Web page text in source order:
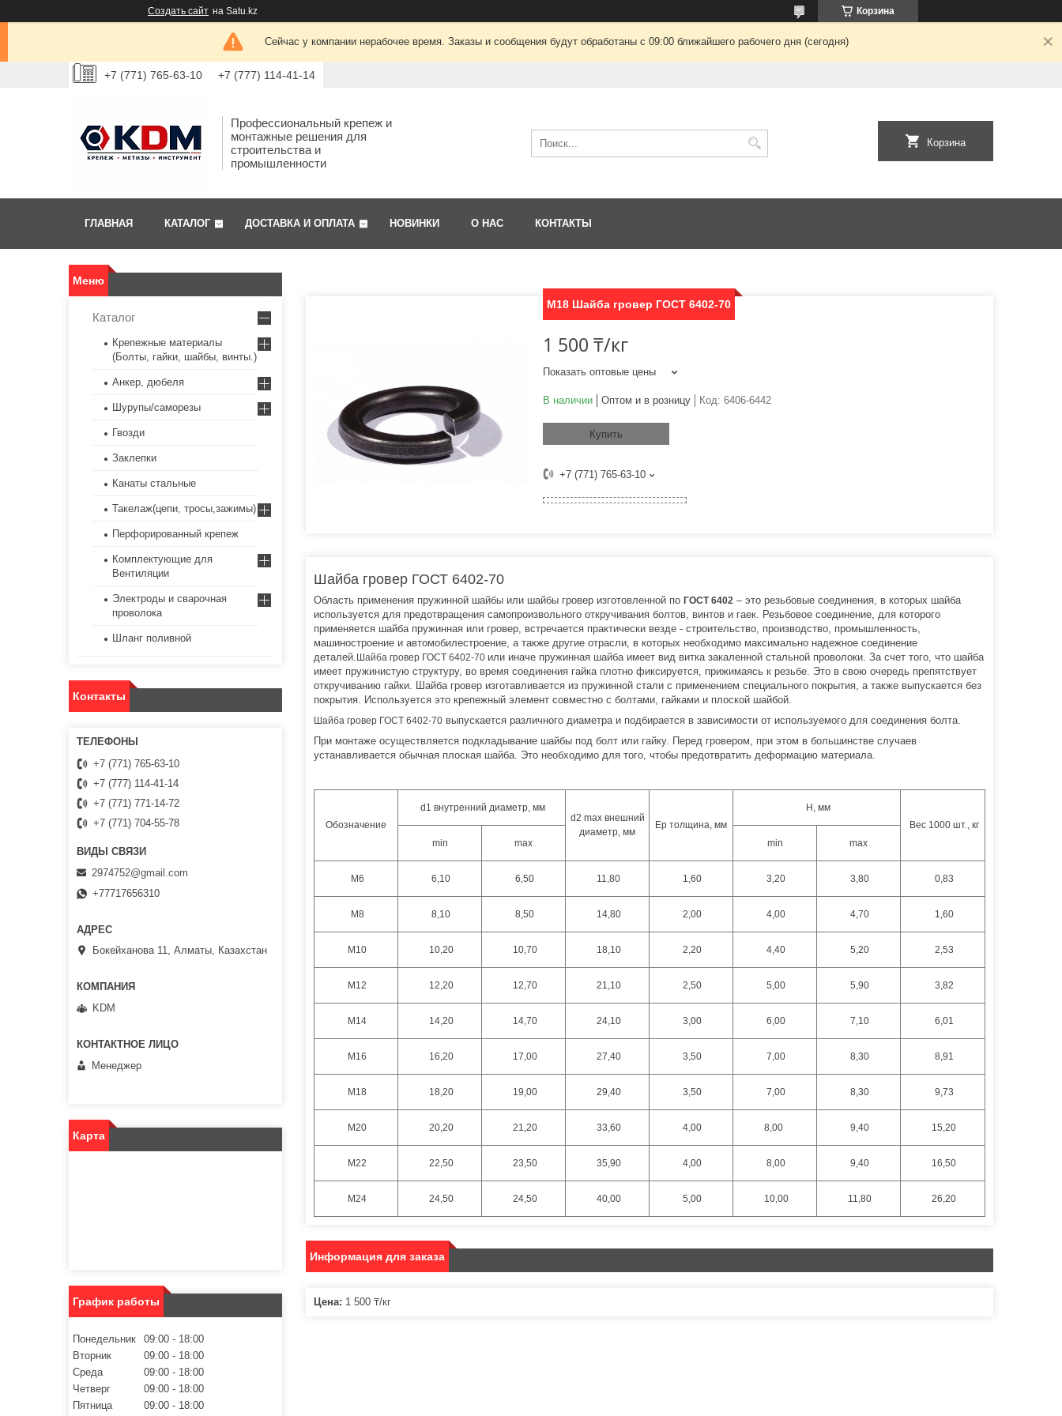
Создать сайт на Satu.kz Корзина
Сейчас у компании нерабочее время. Заказы и сообщения будут обработаны с 09:00 ближайшего рабочего дня (сегодня)
+7 (771) 765-63-10 +7 (777) 114-41-14
Профессиональный крепеж и
монтажные решения для
строительства и
промышленности
Корзина
ГЛАВНАЯ КАТАЛОГ ДОСТАВКА И ОПЛАТА НОВИНКИ О НАС КОНТАКТЫ
М18 Шайба гровер ГОСТ 6402-70
1 500 ₸/кг
Показать оптовые цены
В наличии Оптом и в розницу Код: 6406-6442
Купить
+7 (771) 765-63-10
Шайба гровер ГОСТ 6402-70
Область применения пружинной шайбы или шайбы гровер изготовленной по ГОСТ 6402 – это резьбовые соединения, в которых шайба
используется для предотвращения самопроизвольного откручивания болтов, винтов и гаек. Резьбовое соединение, для которого
применяется шайба пружинная или гровер, встречается практически везде - строительство, производство, промышленность,
машиностроение и автомобилестроение, а также другие отрасли, в которых необходимо максимально надежное соединение
деталей. Шайба гровер ГОСТ 6402-70 или иначе пружинная шайба имеет вид витка закаленной стальной проволоки. За счет того, что шайба
имеет пружинистую структуру, во время соединения гайка плотно фиксируется, прижимаясь к резьбе. Это в свою очередь препятствует
откручиванию гайки. Шайба гровер изготавливается из пружинной стали с применением специального покрытия, а также выпускается без
покрытия. Используется это крепежный элемент совместно с болтами, гайками и плоской шайбой.
Шайба гровер ГОСТ 6402-70 выпускается различного диаметра и подбирается в зависимости от используемого для соединения болта.
При монтаже осуществляется подкладывание шайбы под болт или гайку. Перед гровером, при этом в большинстве случаев
устанавливается обычная плоская шайба. Это необходимо для того, чтобы предотвратить деформацию материала.
Обозначение
d1 внутренний диаметр, мм
d2 max внешний
диаметр, мм
Ep толщина, мм
Н, мм
Вес 1000 шт., кг
min
max min max
М6 6,10 6,50 11,80 1,60 3,20 3,80 0,83
М8 8,10 8,50 14,80 2,00 4,00 4,70 1,60
М10 10,20 10,70 18,10 2,20 4,40 5,20 2,53
М12 12,20 12,70 21,10 2,50 5,00 5,90 3,82
М14 14,20 14,70 24,10 3,00 6,00 7,10 6,01
М16 16,20 17,00 27,40 3,50 7,00 8,30 8,91
М18 18,20 19,00 29,40 3,50 7,00 8,30 9,73
М20 20,20 21,20 33,60 4,00 8,00 9,40 15,20
М22 22,50 23,50 35,90 4,00 8,00 9,40 16,50
М24 24,50 24,50 40,00 5,00 10,00 11,80 26,20
Информация для заказа
Цена: 1 500 ₸/кг
Каталог
Крепежные материалы
(Болты, гайки, шайбы, винты.)
Анкер, дюбеля
Шурупы/саморезы
Гвозди
Заклепки
Канаты стальные
Такелаж(цепи, тросы,зажимы)
Перфорированный крепеж
Комплектующие для
Вентиляции
Электроды и сварочная
проволока
Шланг поливной
Контакты
+7 (771) 765-63-10
+7 (777) 114-41-14
+7 (771) 771-14-72
+7 (771) 704-55-78
2974752@gmail.com
+77717656310
Бокейханова 11, Алматы, Казахстан
KDM
Менеджер
Карта
График работы
Понедельник 09:00
18:00
Вторник
09:00
18:00
Среда
09:00
18:00
Четверг
09:00
18:00
Пятница
09:00
18:00